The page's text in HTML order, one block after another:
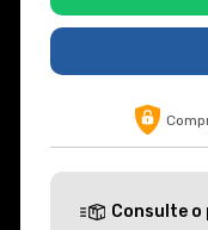
Consulte o